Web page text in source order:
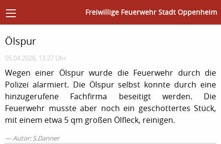
Freiwillige Feuerwehr Stadt Oppenheim
Ölspur
05.04.2026, 13:27 Uhr
Wegen einer Ölspur wurde die Feuerwehr durch die
Polizei alarmiert. Die Ölspur selbst konnte durch eine
hinzugerufene Fachfirma beseitigt werden. Die
Feuerwehr musste aber noch ein geschottertes Stück,
mit einem etwa 5 qm großen Ölfleck, reinigen.
Autor: S.Danner